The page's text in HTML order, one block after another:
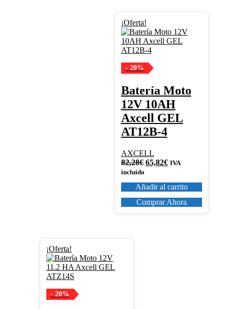
¡Oferta!
- 20%
Batería Moto
12V 10AH
Axcell GEL
AT12B-4
AXCELL
82,28€ El
era:
82,28€.
65,82€El
es:
65,82€.
IVA
incluido
Añadir al carrito
Comprar Ahora
¡Oferta!
- 20%